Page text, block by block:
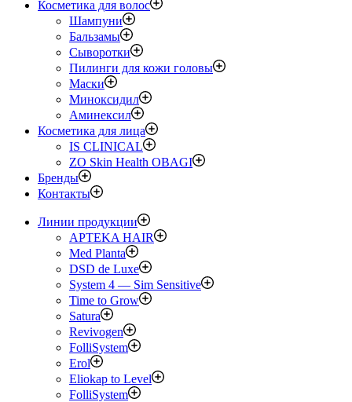
Косметика для волос
Шампуни
Бальзамы
Сыворотки
Пилинги для кожи головы
Маски
Миноксидил
Аминексил
Косметика для лица
IS CLINICAL
ZO Skin Health OBAGI
Бренды
Контакты
Линии продукции
APTEKA HAIR
Med Planta
DSD de Luxe
System 4 — Sim Sensitive
Time to Grow
Satura
Revivogen
FolliSystem
Erol
Eliokap to Level
FolliSystem